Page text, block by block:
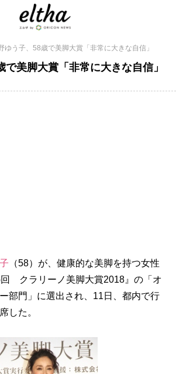
ゆう子、58歳で美脚大賞「非常に大きな自信」
で美脚大賞「非常に大きな自信」
（58）が、健康的な美脚を持つ女性
クラリーノ美脚大賞2018』の「オ
部門」に選出され、11日、都内で行
した。